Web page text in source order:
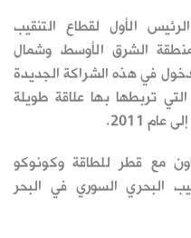
الأول لقطاع التنقيب
الشرق الأوسط وشمال
في هذه الشراكة الجديدة
التي تربطهابها علاقة طويلة
مع قطر للطاقة وكونوكو
البحري السوري في البحر